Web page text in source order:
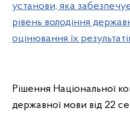
установи, яка
рівень володіння
оцінювання їх
Рішення Національної
державної мови від 22